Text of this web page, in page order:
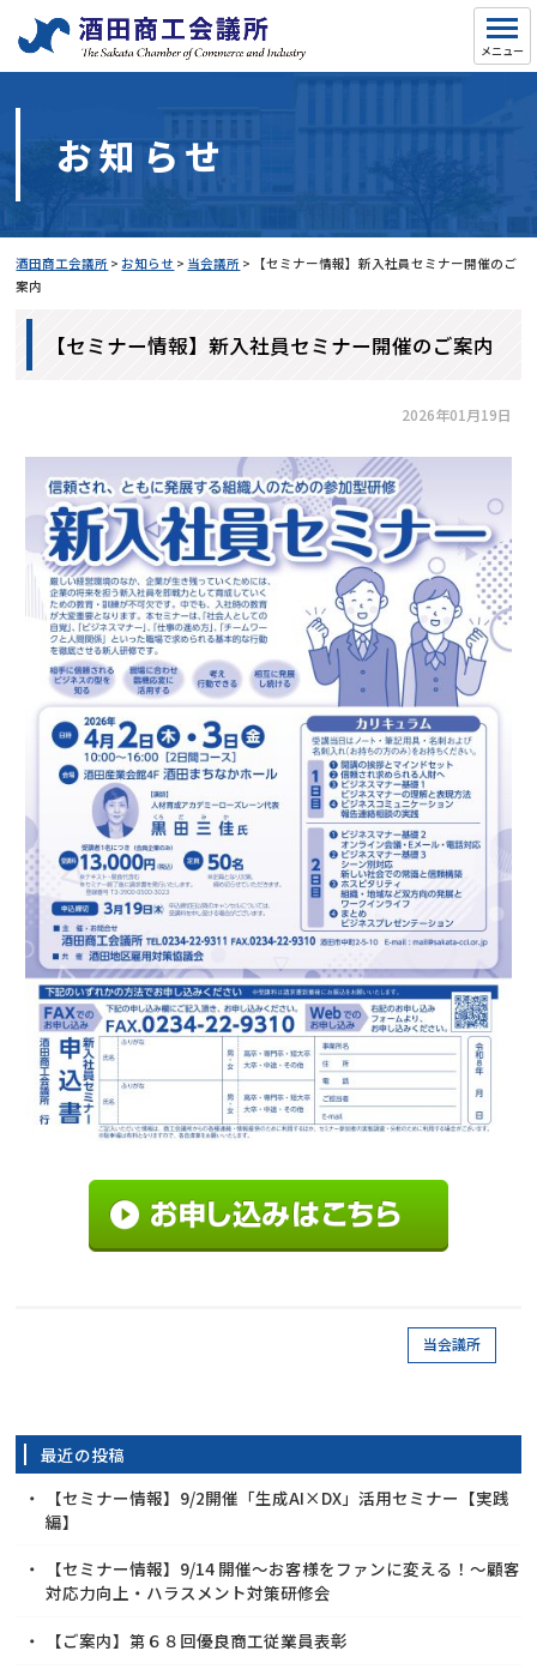
お知らせ
酒田商工会議所 > お知らせ > 当会議所 >
【セミナー情報】新入社員セミナー開催のご
案内
【セミナー情報】新入社員セミナー開催のご案内
2026年01月19日
当会議所
最近の投稿
【セミナー情報】9/2開催「生成AI×DX」活用セミナー【実践
編】
【セミナー情報】9/14 開催～お客様をファンに変える！～顧客
対応力向上・ハラスメント対策研修会
【ご案内】第６８回優良商工従業員表彰